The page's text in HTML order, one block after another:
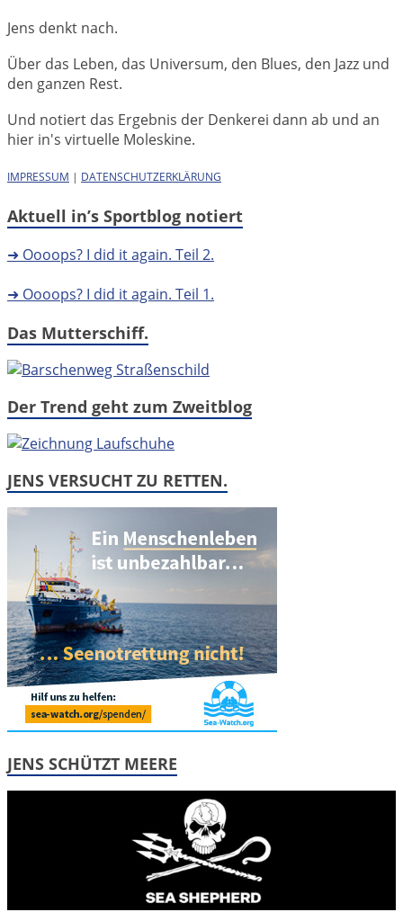
Jens denkt nach.
Über das Leben, das Universum, den Blues, den Jazz und
den ganzen Rest.
Und notiert das Ergebnis der Denkerei dann ab und an
hier in's virtuelle Moleskine.
IMPRESSUM | DATENSCHUTZERKLÄRUNG
Aktuell in’s Sportblog notiert
➜ Oooops? I did it again. Teil 2.
➜ Oooops? I did it again. Teil 1.
Das Mutterschiff.
Der Trend geht zum Zweitblog
JENS VERSUCHT ZU RETTEN.
JENS SCHÜTZT MEERE